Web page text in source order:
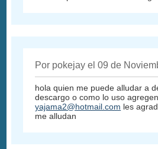
Por pokejay el 09 de
hola quien me puede alludar a
descargo o como lo uso
yajama2@hotmail.com les
me alludan